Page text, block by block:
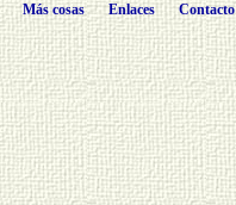
Más cosas Enlaces Contacto